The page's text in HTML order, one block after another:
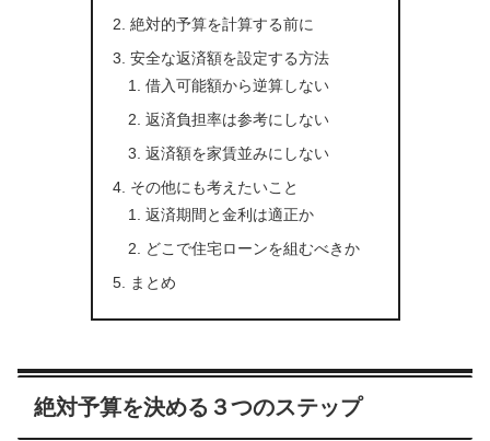
絶対的予算を計算する前に
安全な返済額を設定する方法
借入可能額から逆算しない
返済負担率は参考にしない
返済額を家賃並みにしない
その他にも考えたいこと
返済期間と金利は適正か
どこで住宅ローンを組むべきか
まとめ
絶対予算を決める３つのステップ